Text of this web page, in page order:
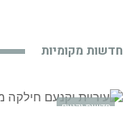
חדשות מקומיות
חדשות יקנעם